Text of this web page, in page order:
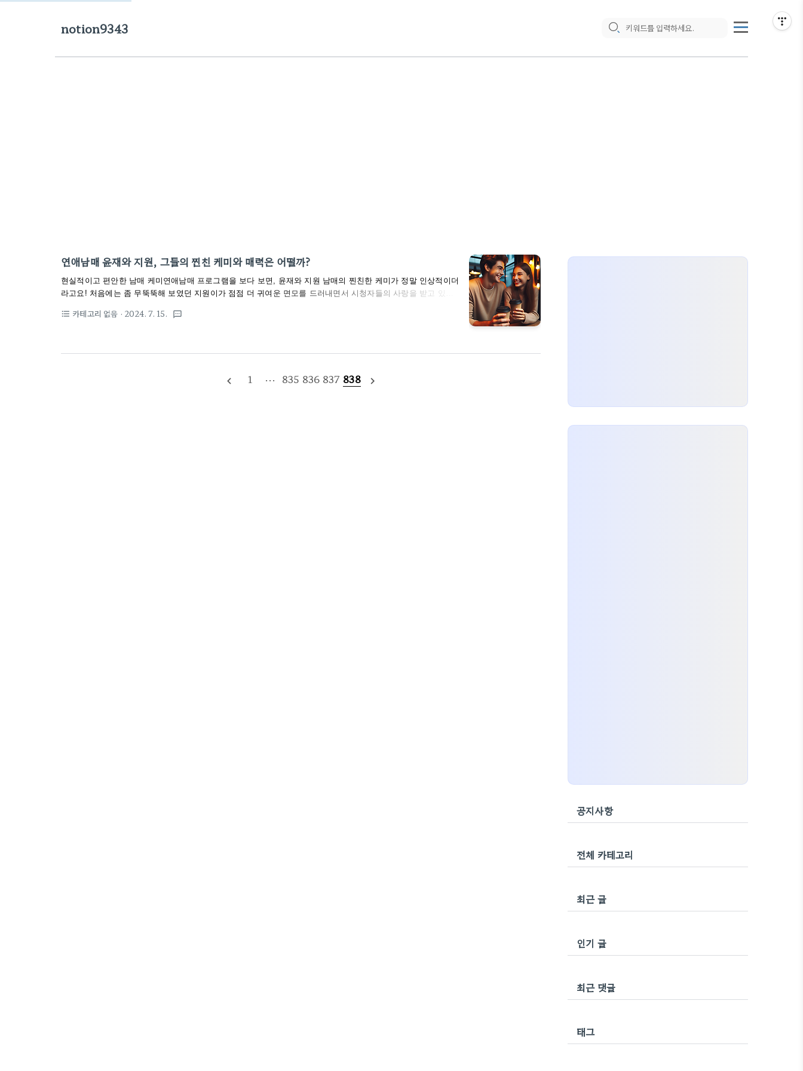
notion9343
연애남매 윤재와 지원, 그들의 찐친 케미와 매력은 어떨까?
현실적이고 편안한 남매 케미연애남매 프로그램을 보다 보면, 윤재와 지원 남매의 찐친한 케미가 정말 인상적이더
라고요! 처음에는 좀 무뚝뚝해 보였던 지원이가 점점 더 귀여운 면모를 드러내면서 시청자들의 사랑을 받고 있어
같은 모습으로 시작해서 연애할 때는 정말 순수하고 자상한 면모를 보여주더라고요. 두 사람의 이런 편안하면서도
도하면서도 귀여운 반전 매력은 시청자들의 마음을 사로잡았고..
format_list_bulleted 카테고리 없음 · 2024. 7. 15. textsms
navigate_before 1 ··· 835 836 837 838 navigate_next
공지사항
전체 카테고리
최근 글
인기 글
최근 댓글
태그